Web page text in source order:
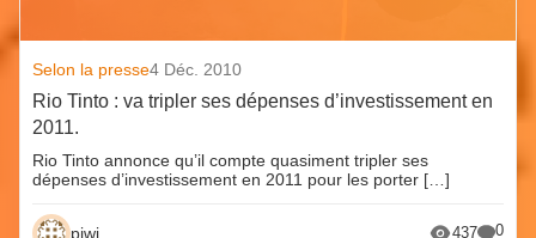
Selon la presse4 Déc. 2010
Rio Tinto : va tripler ses dépenses d’investissement en
2011.
Rio Tinto annonce qu’il compte quasiment tripler ses
dépenses d’investissement en 2011 pour les porter […]
piwi 437 0